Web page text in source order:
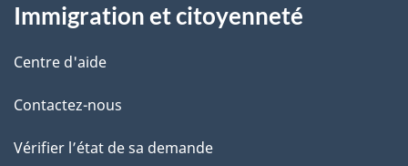
i
l
s
d
propos
de
ce
site
Immigration et citoyenneté
Centre d'aide
Contactez-nous
Vérifier l’état de sa demande